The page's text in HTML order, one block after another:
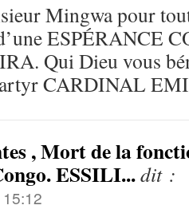
Mingwa pour
ESPÉRANCE
Qui Dieu vous
CARDINAL
, Mort de la
ESSILI...dit :